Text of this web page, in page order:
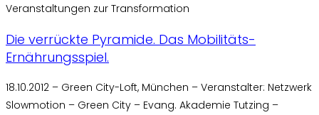
Veranstaltungen zur Transformation
Die verrückte Pyramide. Das Mobilitäts-
Ernährungsspiel.
18.10.2012 – Green City-Loft, München – Veranstalter: Netzwerk
Slowmotion – Green City – Evang. Akademie Tutzing –